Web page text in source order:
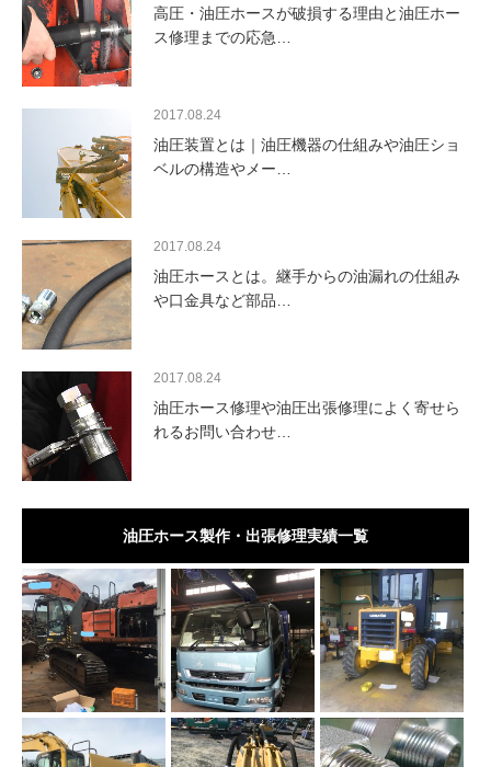
高圧・油圧ホースが破損する理由と油圧ホー
ス修理までの応急…
2017.08.24
油圧装置とは｜油圧機器の仕組みや油圧ショ
ベルの構造やメー…
2017.08.24
油圧ホースとは。継手からの油漏れの仕組み
や口金具など部品…
2017.08.24
油圧ホース修理や油圧出張修理によく寄せら
れるお問い合わせ…
油圧ホース製作・出張修理実績一覧